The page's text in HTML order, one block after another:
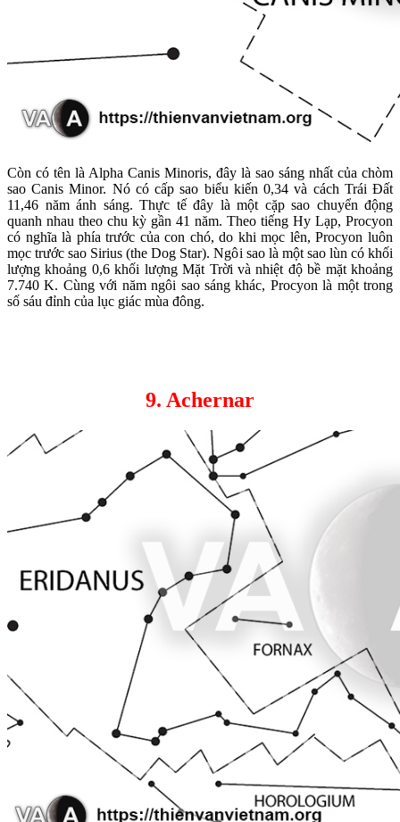
Còn có tên là Alpha Canis Minoris, đây là sao sáng nhất của chòm
sao Canis Minor. Nó có cấp sao biểu kiến 0,34 và cách Trái Đất
11,46 năm ánh sáng. Thực tế đây là một cặp sao chuyển động
quanh nhau theo chu kỳ gần 41 năm. Theo tiếng Hy Lạp, Procyon
có nghĩa là phía trước của con chó, do khi mọc lên, Procyon luôn
mọc trước sao Sirius (the Dog Star). Ngôi sao là một sao lùn có khối
lượng khoảng 0,6 khối lượng Mặt Trời và nhiệt độ bề mặt khoảng
7.740 K. Cùng với năm ngôi sao sáng khác, Procyon là một trong
số sáu đỉnh của lục giác mùa đông.
9. Achernar